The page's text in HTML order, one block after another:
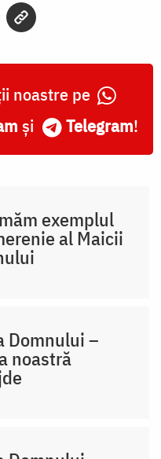
noastre pe
și Telegram!
exemplul
al Maicii
Domnului –
noastră